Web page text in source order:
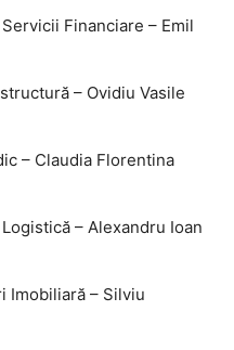
Financiare – Emil
– Ovidiu Vasile
– Claudia Florentina
– Alexandru Ioan
Imobiliară – Silviu